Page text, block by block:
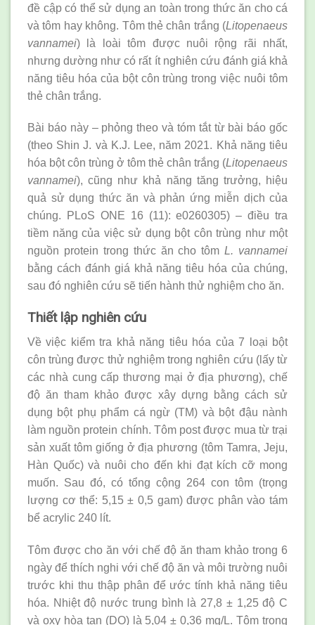
đề cập có thể sử dụng an toàn trong thức ăn cho cá
và tôm hay không. Tôm thẻ chân trắng (Litopenaeus
vannamei) là loài tôm được nuôi rộng rãi nhất,
nhưng dường như có rất ít nghiên cứu đánh giá khả
năng tiêu hóa của bột côn trùng trong việc nuôi tôm
thẻ chân trắng.
Bài báo này – phỏng theo và tóm tắt từ bài báo gốc
(theo Shin J. và K.J. Lee, năm 2021. Khả năng tiêu
hóa bột côn trùng ở tôm thẻ chân trắng (Litopenaeus
vannamei), cũng như khả năng tăng trưởng, hiệu
quả sử dụng thức ăn và phản ứng miễn dịch của
chúng. PLoS ONE 16 (11): e0260305) – điều tra
tiềm năng của việc sử dụng bột côn trùng như một
nguồn protein trong thức ăn cho tômL. vannamei
bằng cách đánh giá khả năng tiêu hóa của chúng,
sau đó nghiên cứu sẽ tiến hành thử nghiệm cho ăn.
Thiết lập nghiên cứu
Về việc kiểm tra khả năng tiêu hóa của 7 loại bột
côn trùng được thử nghiệm trong nghiên cứu (lấy từ
các nhà cung cấp thương mại ở địa phương), chế
độ ăn tham khảo được xây dựng bằng cách sử
dụng bột phụ phẩm cá ngừ (TM) và bột đậu nành
làm nguồn protein chính. Tôm post được mua từ trại
sản xuất tôm giống ở địa phương (tôm Tamra, Jeju,
Hàn Quốc) và nuôi cho đến khi đạt kích cỡ mong
muốn. Sau đó, có tổng cộng 264 con tôm (trọng
lượng cơ thể: 5,15 ± 0,5 gam) được phân vào tám
bể acrylic 240 lít.
Tôm được cho ăn với chế độ ăn tham khảo trong 6
ngày để thích nghi với chế độ ăn và môi trường nuôi
trước khi thu thập phân để ước tính khả năng tiêu
hóa. Nhiệt độ nước trung bình là 27,8 ± 1,25 độ C
và oxy hòa tan (DO) là 5,04 ± 0,36 mg/L. Tôm trong